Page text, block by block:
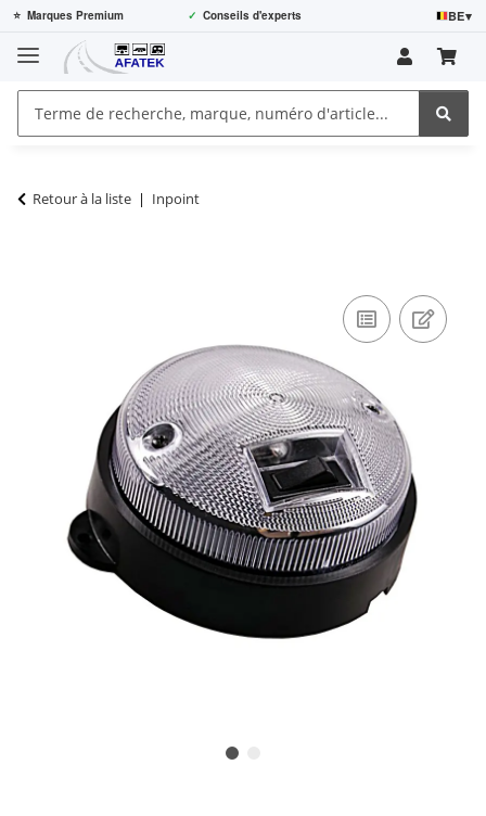
⭐ Marques Premium ✓ Conseils d'experts BE▾
Retour à la liste Inpoint